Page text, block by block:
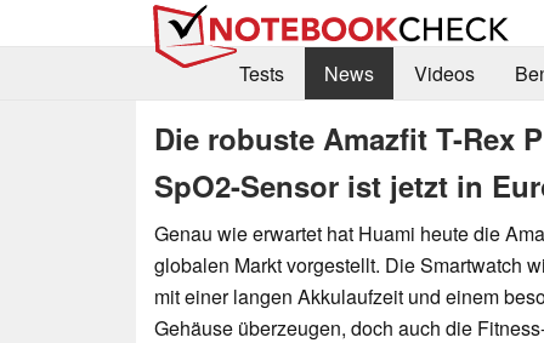
Tests News Videos
Die robuste Amazfit T-Rex
SpO2-Sensor ist jetzt in
Genau wie erwartet hat Huami heute die
globalen Markt vorgestellt. Die Smartwatch
mit einer langen Akkulaufzeit und einem
Gehäuse überzeugen, doch auch die